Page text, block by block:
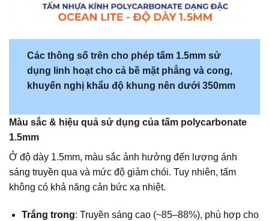
Các thông số trên cho phép tấm 1.5mm sử
dụng linh hoạt cho cả bề mặt phẳng và cong,
khuyến nghị khẩu độ khung nên dưới 350mm
Màu sắc & hiệu quả sử dụng của tấm polycarbonate
1.5mm
Ở độ dày 1.5mm, màu sắc ảnh hưởng đến lượng ánh
sáng truyền qua và mức độ giảm chói. Tuy nhiên, tấm
không có khả năng cản bức xạ nhiệt.
Trắng trong: Truyền sáng cao (~85–88%), phù hợp cho